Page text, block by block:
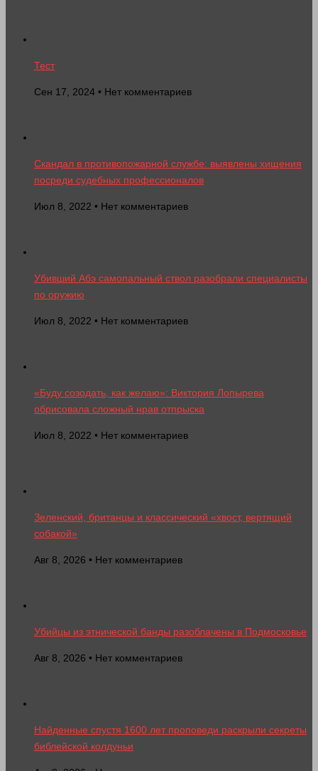
Тест
Сен 17, 2024 • Нет комментариев
Скандал в противопожарной службе: выявлены хищения
посреди судебных профессионалов
Июл 8, 2022 • Нет комментариев
Убивший Абэ самопальный ствол разобрали специалисты
по оружию
Июл 8, 2022 • Нет комментариев
«Буду созодать, как желаю»: Виктория Лопырева
обрисовала сложный нрав отпрыска
Июл 8, 2022 • Нет комментариев
Зеленский, британцы и классический «хвост, вертящий
собакой»
Авг 8, 2026 • Нет комментариев
Убийцы из этнической банды разоблачены в Подмосковье
Авг 8, 2026 • Нет комментариев
Найденные спустя 1600 лет проповеди раскрыли секреты
библейской колдуньи